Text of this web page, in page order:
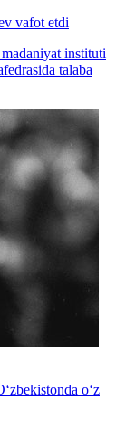
vafot etdi
instituti
talaba
o‘z